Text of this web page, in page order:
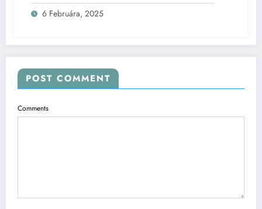
6 Februára, 2025
POST COMMENT
Comments